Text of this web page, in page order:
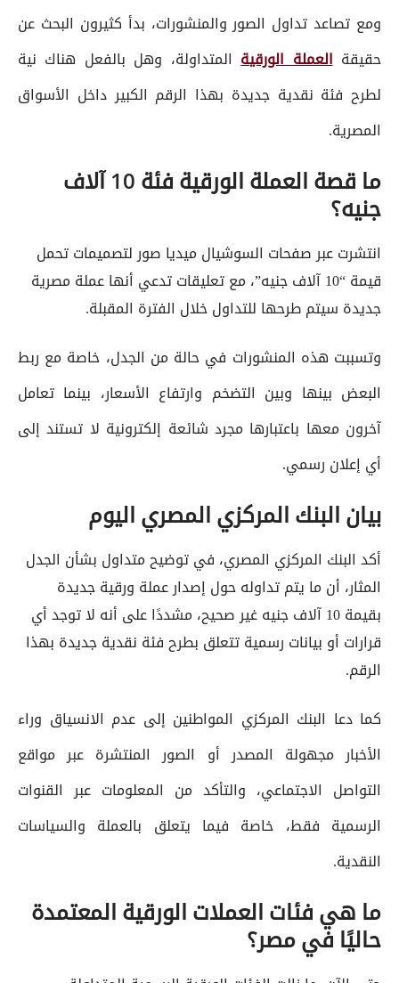
ومع تصاعد تداول الصور والمنشورات، بدأ كثيرون البحث عن
حقيقةالعملة الورقيةالمتداولة، وهل بالفعل هناك نية
لطرح فئة نقدية جديدة بهذا الرقم الكبير داخل الأسواق
المصرية.
ما قصة العملة الورقية فئة 10 آلاف
جنيه؟
انتشرت عبر صفحات السوشيال ميديا صور لتصميمات تحمل
قيمة “10 آلاف جنيه”، مع تعليقات تدعي أنها عملة مصرية
جديدة سيتم طرحها للتداول خلال الفترة المقبلة.
وتسببت هذه المنشورات في حالة من الجدل، خاصة مع ربط
البعض بينها وبين التضخم وارتفاع الأسعار، بينما تعامل
آخرون معها باعتبارها مجرد شائعة إلكترونية لا تستند إلى
أي إعلان رسمي.
بيان البنك المركزي المصري اليوم
أكد البنك المركزي المصري، في توضيح متداول بشأن الجدل
المثار، أن ما يتم تداوله حول إصدار عملة ورقية جديدة
بقيمة 10 آلاف جنيه غير صحيح، مشددًا على أنه لا توجد أي
قرارات أو بيانات رسمية تتعلق بطرح فئة نقدية جديدة بهذا
الرقم.
كما دعا البنك المركزي المواطنين إلى عدم الانسياق وراء
الأخبار مجهولة المصدر أو الصور المنتشرة عبر مواقع
التواصل الاجتماعي، والتأكد من المعلومات عبر القنوات
الرسمية فقط، خاصة فيما يتعلق بالعملة والسياسات
النقدية.
ما هي فئات العملات الورقية المعتمدة
حاليًا في مصر؟